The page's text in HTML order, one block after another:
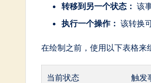
ti
转移到另一个状态： 该
执行一个操作： 该转换
在绘制之前，使用以下表格来
当前状态 触发